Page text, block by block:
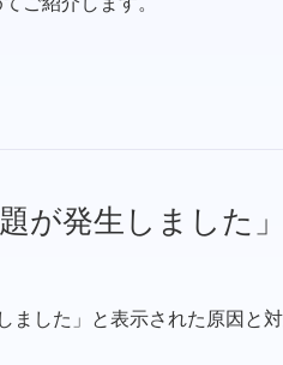
が発生しました
した」と表示された原因と